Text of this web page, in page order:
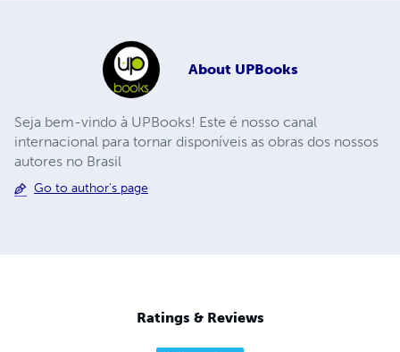
About UPBooks
Seja bem-vindo à UPBooks! Este é nosso canal
internacional para tornar disponíveis as obras dos nossos
autores no Brasil
Go to author's page
Ratings & Reviews